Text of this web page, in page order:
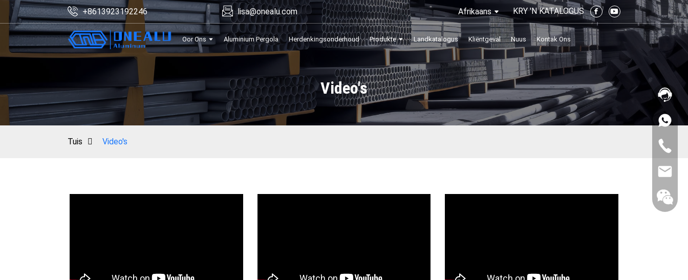
+8613923192246 lisa@onealu.com Afrikaans KRY 'N KATALOGUS
Oor Ons Aluminium Pergola Herdenkingsonderhoud Produkte Landkatalogus Kliëntgeval Nuus Kontak Ons
Video's
Tuis Video's